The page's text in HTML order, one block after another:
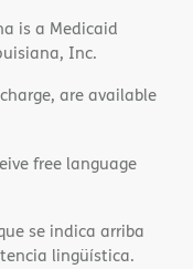
is a Medicaid
Inc.
are available
free language
se indica arriba
lingüística.